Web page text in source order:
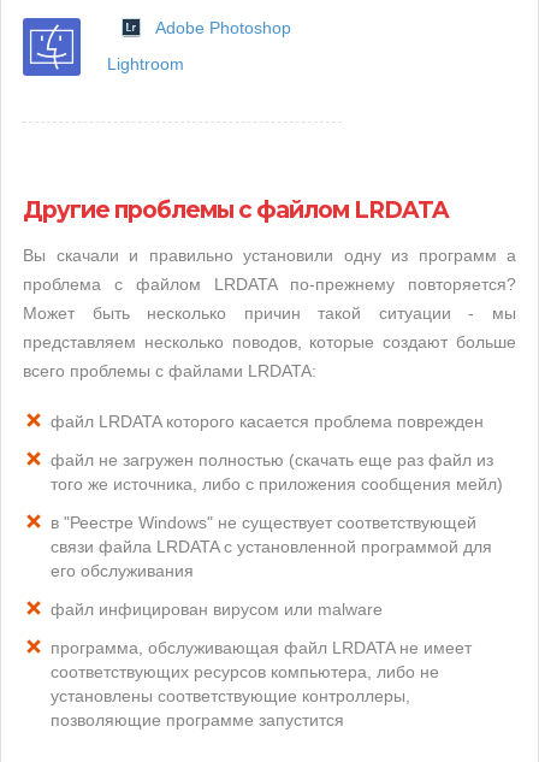
Adobe Photoshop
Lightroom
Другие проблемы с файлом LRDATA
Вы скачали и правильно установили одну из программ а
проблема с файлом LRDATA по-прежнему повторяется?
Может быть несколько причин такой ситуации - мы
представляем несколько поводов, которые создают больше
всего проблемы с файлами LRDATA:
файл LRDATA которого касается проблема поврежден
файл не загружен полностью (скачать еще раз файл из
того же источника, либо с приложения сообщения мейл)
в "Реестре Windows" не существует соответствующей
связи файла LRDATA с установленной программой для
его обслуживания
файл инфицирован вирусом или malware
программа, обслуживающая файл LRDATA не имеет
соответствующих ресурсов компьютера, либо не
установлены соответствующие контроллеры,
позволяющие программе запустится